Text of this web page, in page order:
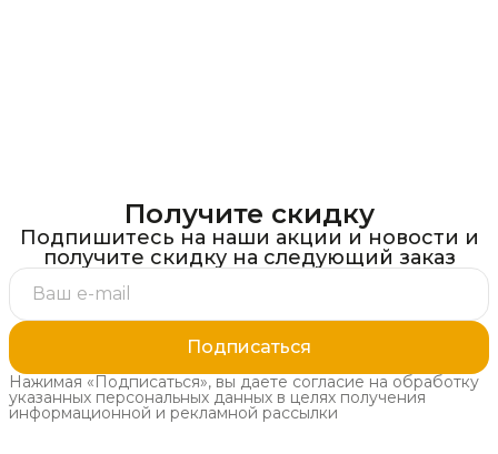
Получите скидку
Подпишитесь на наши акции и новости и
получите скидку на следующий заказ
Подписаться
Нажимая «Подписаться», вы даете согласие на обработку
указанных персональных данных в целях получения
информационной и рекламной рассылки